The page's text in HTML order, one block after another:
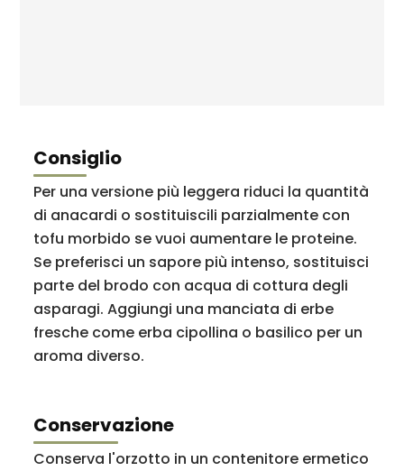
Consiglio
Per una versione più leggera riduci la quantità
di anacardi o sostituiscili parzialmente con
tofu morbido se vuoi aumentare le proteine.
Se preferisci un sapore più intenso, sostituisci
parte del brodo con acqua di cottura degli
asparagi. Aggiungi una manciata di erbe
fresche come erba cipollina o basilico per un
aroma diverso.
Conservazione
Conserva l'orzotto in un contenitore ermetico